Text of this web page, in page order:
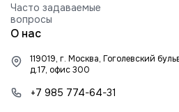
EDG PRE STANLEY 25021-ET
DELICIOUS H-NOON TAMPA-
Часто задаваемые
вопросы
О нас
119019, г. Москва, Гоголевский
д.17, офис 300
+7 985 774-64-31